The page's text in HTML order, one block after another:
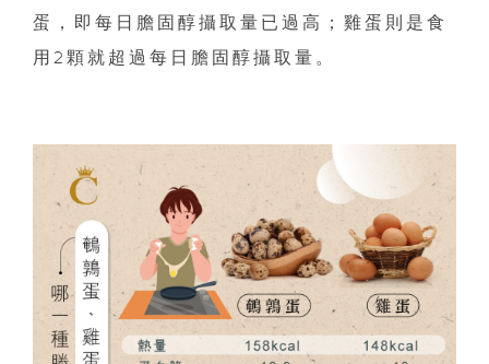
蛋，即每日膽固醇攝取量已過高；雞蛋則是食
用2顆就超過每日膽固醇攝取量。